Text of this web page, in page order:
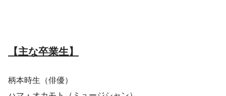
【主な卒業生】
柄本時生（俳優）